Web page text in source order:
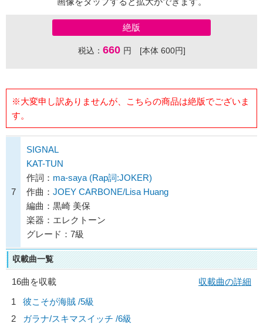
絶版
税込： 660 円 [本体 600円]
※大変申し訳ありませんが、こちらの商品は絶版でございま
す。
7
SIGNAL
KAT-TUN
作詞： ma-saya (Rap詞:JOKER)
作曲： JOEY CARBONE/Lisa Huang
編曲：黒崎 美保
楽器：エレクトーン
グレード：7級
収載曲一覧
16曲を収載
収載曲の詳細
1
彼こそが海賊 /5級
2
ガラナ/スキマスイッチ /6級